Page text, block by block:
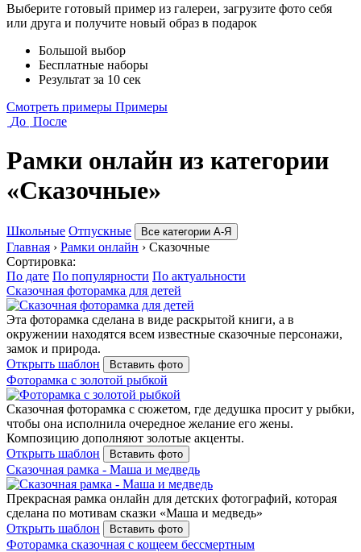
Выберите готовый пример из галереи, загрузите фото себя
или друга и получите новый образ в подарок
Большой выбор
Бесплатные наборы
Результат за 10 сек
Смотреть примеры Примеры
До После
Рамки онлайн из категории
«Сказочные»
Школьные Отпускные Все категории А-Я
Главная › Рамки онлайн › Сказочные
Сортировка:
По дате По популярности По актуальности
Сказочная фоторамка для детей
Эта фоторамка сделана в виде раскрытой книги, а в
окружении находятся всем известные сказочные персонажи,
замок и природа.
Открыть шаблон
Вставить фото
Фоторамка с золотой рыбкой
Сказочная фоторамка с сюжетом, где дедушка просит у рыбки,
чтобы она исполнила очередное желание его жены.
Композицию дополняют золотые акценты.
Открыть шаблон
Вставить фото
Сказочная рамка - Маша и медведь
Прекрасная рамка онлайн для детских фотографий, которая
сделана по мотивам сказки «Маша и медведь»
Открыть шаблон
Вставить фото
Фоторамка сказочная с кощеем бессмертным